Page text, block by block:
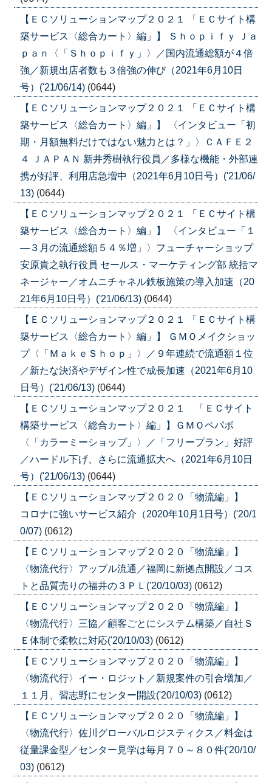
【ＥＣソリューションマップ２０２１ 「ＥＣサイト構
築サービス〈総合カート〉編」】 Ｓｈｏｐｉｆｙ Ｊａ
ｐａｎ〈「Ｓｈｏｐｉｆｙ」〉／国内流通総額が４倍
強／新規出店者数も３倍強の伸び（2021年6月10日
号）('21/06/14) (0644)
【ＥＣソリューションマップ２０２１ 「ＥＣサイト構
築サービス〈総合カート〉編」】 〈インタビュー「初
期・月額無料だけではない魅力とは？」〉ＣＡＦＥ２
４ ＪＡＰＡＮ 新井秀樹執行役員／多様な機能・外部連
携が好評、利用店急増中（2021年6月10日号）('21/06/
13) (0644)
【ＥＣソリューションマップ２０２１ 「ＥＣサイト構
築サービス〈総合カート〉編」】 〈インタビュー「１
―３月の流通総額５４％増」〉フューチャーショップ
安原貴之執行役員 セールス・マーケティング部 統括マ
ネージャー／オムニチャネル鉄板施策の導入加速（20
21年6月10日号）('21/06/13) (0644)
【ＥＣソリューションマップ２０２１ 「ＥＣサイト構
築サービス〈総合カート〉編」】 ＧＭＯメイクショッ
プ〈「ＭａｋｅＳｈｏｐ」〉／９年連続で流通額１位
／新たな決済やデザイン性で成長加速（2021年6月10
日号）('21/06/13) (0644)
【ＥＣソリューションマップ２０２１ 「ＥＣサイト
構築サービス〈総合カート〉編」】ＧＭＯペパボ
〈「カラーミーショップ」〉／「フリープラン」好評
／ハードル下げ、さらに流通拡大へ（2021年6月10日
号）('21/06/13) (0644)
【ＥＣソリューションマップ２０２０「物流編」】
コロナに強いサービス紹介（2020年10月1日号）('20/1
0/07) (0612)
【ＥＣソリューションマップ２０２０「物流編」】
〈物流代行〉アップル流通／福岡に新拠点開設／コス
トと品質売りの福井の３ＰＬ('20/10/03) (0612)
【ＥＣソリューションマップ２０２０「物流編」】
〈物流代行〉三協／顧客ごとにシステム構築／自社Ｓ
Ｅ体制で柔軟に対応('20/10/03) (0612)
【ＥＣソリューションマップ２０２０「物流編」】
〈物流代行〉イー・ロジット／新規案件の引合増加／
１１月、習志野にセンター開設('20/10/03) (0612)
【ＥＣソリューションマップ２０２０「物流編」】
〈物流代行〉佐川グローバルロジスティクス／料金は
従量課金型／センター見学は毎月７０～８０件('20/10/
03) (0612)